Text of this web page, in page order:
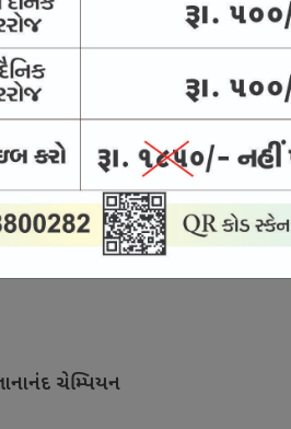
ચોંકાવનારો નિર્ણય
ચેમ્પિયન